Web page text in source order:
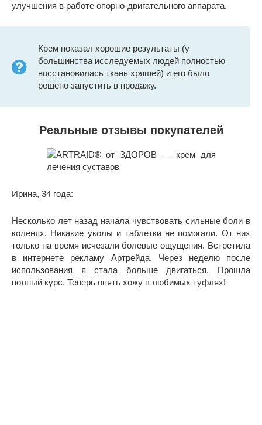
улучшения в работе опорно-двигательного аппарата.
Крем показал хорошие результаты (у
большинства исследуемых людей полностью
восстановилась ткань хрящей) и его было
решено запустить в продажу.
Реальные отзывы покупателей
Ирина, 34 года:
Несколько лет назад начала чувствовать сильные боли в
коленях. Никакие уколы и таблетки не помогали. От них
только на время исчезали болевые ощущения. Встретила
в интернете рекламу Артрейда. Через неделю после
использования я стала больше двигаться. Прошла
полный курс. Теперь опять хожу в любимых туфлях!